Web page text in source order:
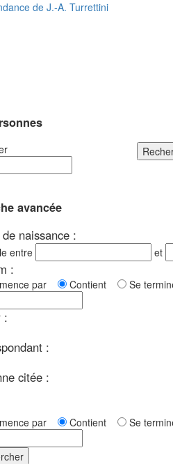
deJ.-A. Turrettini
avancée
naissance :
entre et
:
par Contient Se
:
:
citée :
par Contient Se